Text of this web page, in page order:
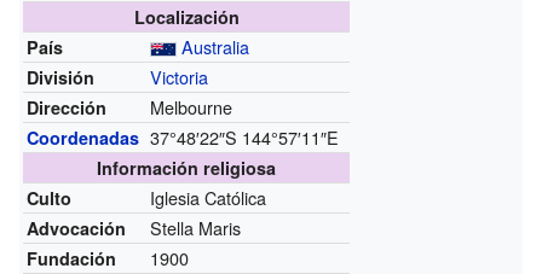
Localización
País
Australia
División Victoria
Dirección Melbourne
Coordenadas 37°48′22″S 144°57′11″E
Información religiosa
Culto
Iglesia Católica
Advocación Stella Maris
Fundación 1900